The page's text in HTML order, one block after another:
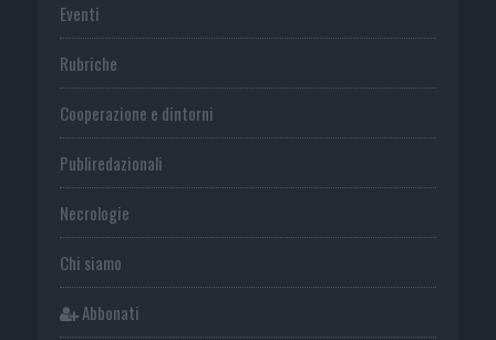
Eventi
Rubriche
Cooperazione e dintorni
Publiredazionali
Necrologie
Chi siamo
Abbonati